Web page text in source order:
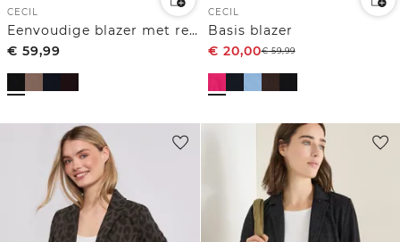
CECIL
Eenvoudige blazer met reverskraag en knopen
€ 59,99
CECIL
Basis blazer
€ 20,00€59,99